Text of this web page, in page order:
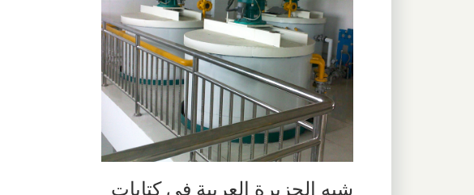
شبه الجزيرة العربية في كتابات